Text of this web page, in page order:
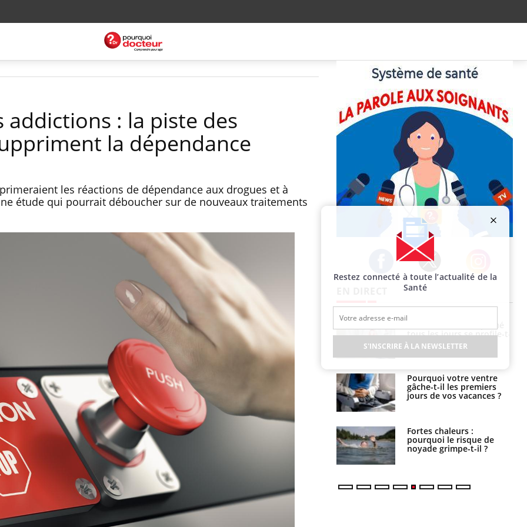
: la piste des
la dépendance
les réactions de dépendance aux drogues et à
étude qui pourrait déboucher sur de nouveaux traitements
Facebook Twitter Instagram
Toujours connectés :
empiète de plus en plus
sur nos soirées
Cancer colorectal : une
stratégie simple aurait
changé la donne au Pays
basque
Chikungunya, dengue,
West Nile : que se passe-
t-il dans le sud de la
France ?
Les médicaments GLP-1
protègent-ils aussi les os
enceintes
tous les jours se profile-t-
elle enfin ?
Pourquoi votre ventre
gâche-t-il les premiers
jours de vos vacances ?
Fortes chaleurs :
pourquoi le risque de
noyade grimpe-t-il ?
Restez connecté à toute l’actualité de la
Santé
S'INSCRIRE À LA NEWSLETTER